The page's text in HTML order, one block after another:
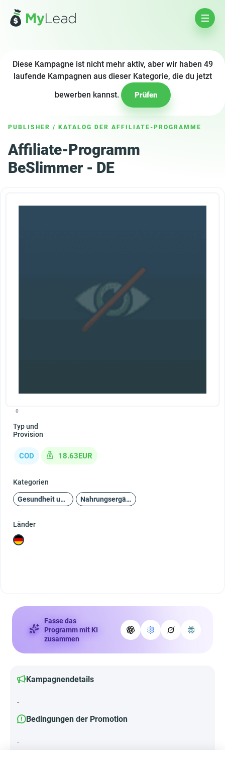
Diese Kampagne ist nicht mehr aktiv, aber wir haben 49
laufende Kampagnen aus dieser Kategorie, die du jetzt
bewerben kannst.
Prüfen
PUBLISHER / KATALOG DER AFFILIATE-PROGRAMME
Affiliate-Programm
BeSlimmer - DE
0
Typ und
Provision
COD 18.63EUR
Kategorien
Gesundheit und Schönheit Nahrungsergänzungsmittel
Länder
Fasse das
Programm mit KI
zusammen
Kampagnendetails
-
Bedingungen der Promotion
-